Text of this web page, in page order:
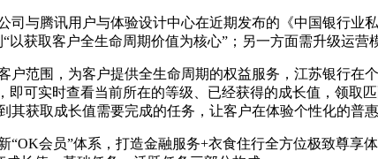
司与腾讯用户与体验设计中心在近期发布的《中国银行业
以获取客户全生命周期价值为核心”；另一方面需升级运营
户范围，为客户提供全生命周期的权益服务，江苏银行
即可实时查看当前所在的等级、已经获得的成长值，领
其获取成长值需要完成的任务，让客户在体验个性化的普
“OK会员”体系，打造金融服务+衣食住行全方位极致尊